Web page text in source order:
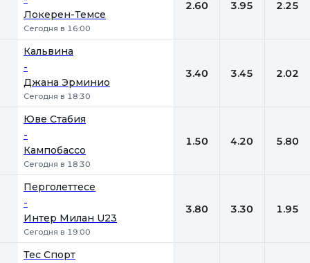
Локерен-Темсе
Сегодня в 16:00
2.60 3.95 2.25
Кальвина
-
Джана Эрминио
Сегодня в 18:30
3.40 3.45 2.02
Юве Стабия
-
Кампобассо
Сегодня в 18:30
1.50 4.20 5.80
Перголеттесе
-
Интер Милан U23
Сегодня в 19:00
3.80 3.30 1.95
Тес Спорт